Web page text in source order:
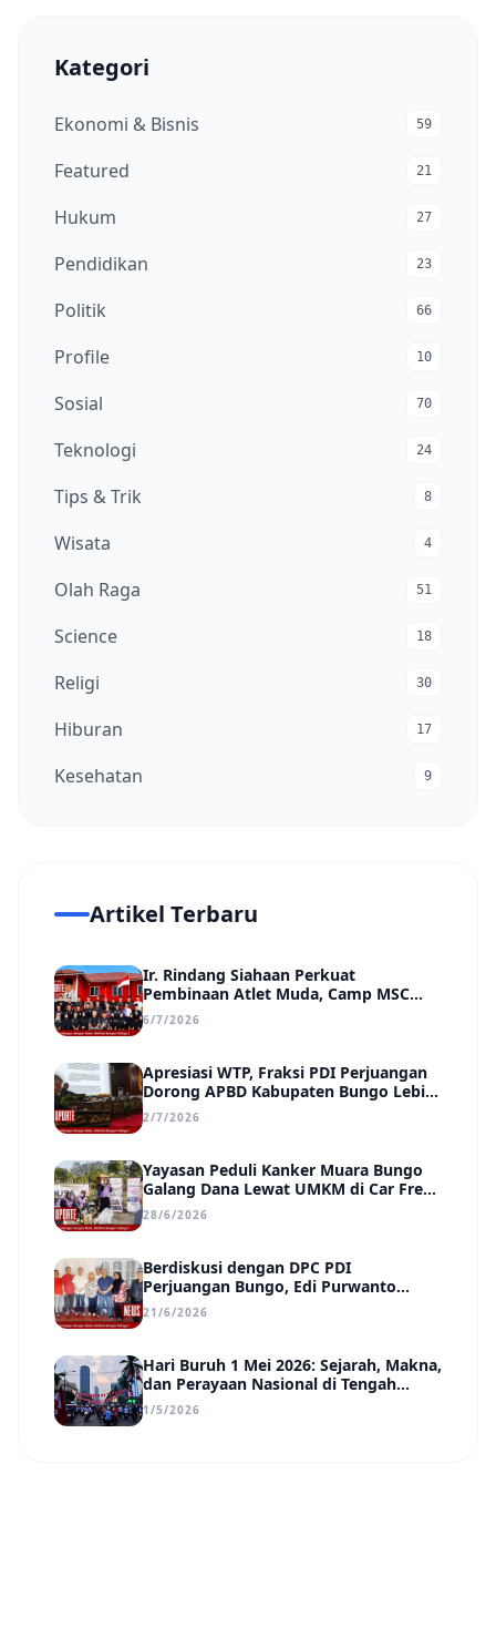
Kategori
Ekonomi & Bisnis 59
Featured 21
Hukum 27
Pendidikan 23
Politik 66
Profile 10
Sosial 70
Teknologi 24
Tips & Trik 8
Wisata 4
Olah Raga 51
Science 18
Religi 30
Hiburan 17
Kesehatan 9
Artikel Terbaru
Ir. Rindang Siahaan Perkuat
Pembinaan Atlet Muda, Camp MSC
Siapkan Generasi Juara Hadapi
Kejuaraan Regional hingga Nasional
6/7/2026
Apresiasi WTP, Fraksi PDI Perjuangan
Dorong APBD Kabupaten Bungo Lebih
Efektif, Transparan, dan Berdampak
2/7/2026
Yayasan Peduli Kanker Muara Bungo
Galang Dana Lewat UMKM di Car Free
Day, Ir. Rindang Siahaan Beri Apresiasi
28/6/2026
Berdiskusi dengan DPC PDI
Perjuangan Bungo, Edi Purwanto
Uraikan Poin-Poin Urgensi yang Perlu
Disadari Pemimpin Daerah
21/6/2026
Hari Buruh 1 Mei 2026: Sejarah, Makna,
dan Perayaan Nasional di Tengah
Tantangan Era Digital
1/5/2026